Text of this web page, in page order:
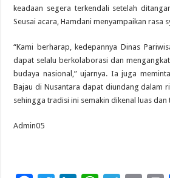
keadaan segera terkendali setelah
Seusai acara, Hamdani menyampaikan rasa
“Kami berharap, kedepannya Dinas
dapat selalu berkolaborasi dan
budaya nasional,” ujarnya. Ia juga
Bajau di Nusantara dapat diundang dalam
sehingga tradisi ini semakin dikenal luas dan
Admin05